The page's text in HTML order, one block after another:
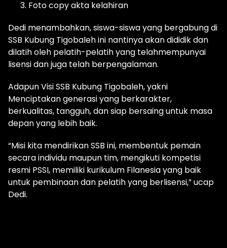
Foto copy akta kelahiran
Dedi menambahkan, siswa-siswa yang bergabung di
SSB Kubung Tigobaleh ini nantinya akan dididik dan
dilatih oleh pelatih-pelatih yang telahmempunyai
lisensi dan juga telah berpengalaman.
Adapun Visi SSB Kubung Tigobaleh, yakni
Menciptakan generasi yang berkarakter,
berkualitas, tangguh, dan siap bersaing untuk masa
depan yang lebih baik.
“Misi kita mendirikan SSB ini, membentuk pemain
secara individu maupun tim, mengikuti kompetisi
resmi PSSI, memiliki kurikulum Filanesia yang baik
untuk pembinaan dan pelatih yang berlisensi,” ucap
Dedi.